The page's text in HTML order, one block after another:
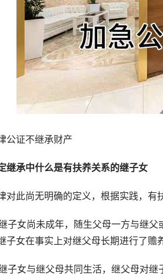
证不继承财产
继承中什么是有扶养关系的继子女
此尚无明确的定义，根据实践，有扶
女尚未成年，随生父母一方与继父
子女在事实上对继父母长期进行了赡
女与继父母共同生活，继父母对继